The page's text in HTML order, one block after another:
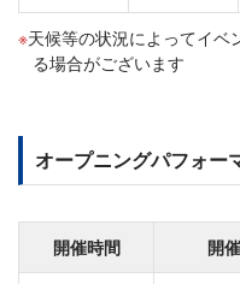
天候等の状況によってイベ
る場合がございます
オープニングパフォー
開催時間 開